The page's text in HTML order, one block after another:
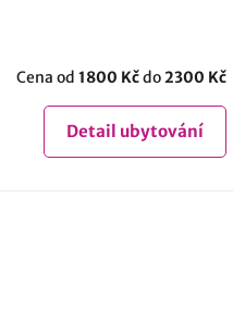
Cena od 1800 Kčdo2300 Kč
Detail ubytování